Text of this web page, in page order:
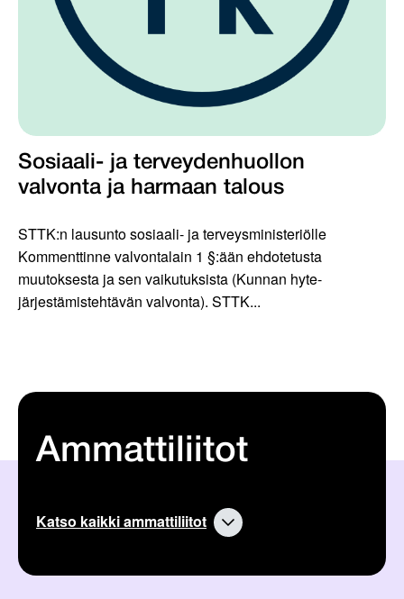
Sosiaali- ja terveydenhuollon
valvonta ja harmaan talous
STTK:n lausunto sosiaali- ja terveysministeriölle
Kommenttinne valvontalain 1 §:ään ehdotetusta
muutoksesta ja sen vaikutuksista (Kunnan hyte-
järjestämistehtävän valvonta). STTK...
Ammattiliitot
Katso kaikki ammattiliitot